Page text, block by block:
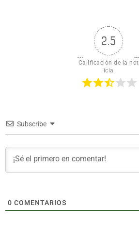
2.5
Calificación de la not
icia
Subscribe
0 COMENTARIOS